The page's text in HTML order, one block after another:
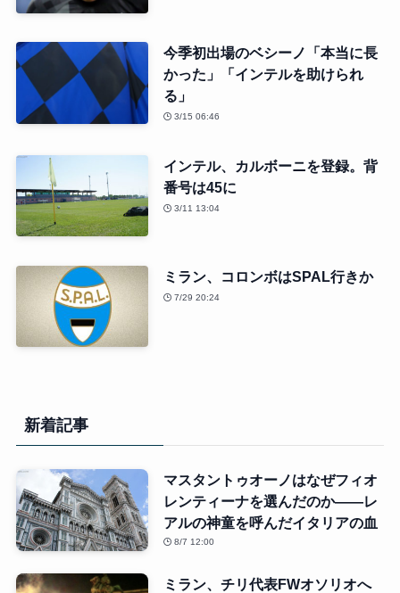
今季初出場のベシーノ「本当に長
かった」「インテルを助けられ
る」
3/15 06:46
インテル、カルボーニを登録。背
番号は45に
3/11 13:04
ミラン、コロンボはSPAL行きか
7/29 20:24
新着記事
マスタントゥオーノはなぜフィオ
レンティーナを選んだのか――レ
アルの神童を呼んだイタリアの血
8/7 12:00
ミラン、チリ代表FWオソリオへ